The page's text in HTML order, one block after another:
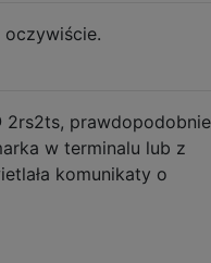
oczywiście.
2rs2ts, prawdopodobnie
w terminalu lub z
komunikaty o